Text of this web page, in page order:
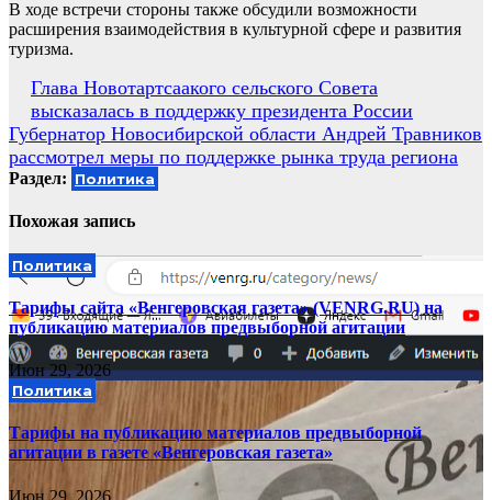
В ходе встречи стороны также обсудили возможности
расширения взаимодействия в культурной сфере и развития
туризма.
Навигация
по
записям
Глава Новотартсаакого сельского Совета
высказалась в поддержку президента России
Губернатор Новосибирской области Андрей Травников
рассмотрел меры по поддержке рынка труда региона
Раздел: Политика
Похожая запись
Политика
Тарифы сайта «Венгеровская газета» (VENRG.RU) на
публикацию материалов предвыборной агитации
Июн 29, 2026
Политика
Тарифы на публикацию материалов предвыборной
агитации в газете «Венгеровская газета»
Июн 29, 2026